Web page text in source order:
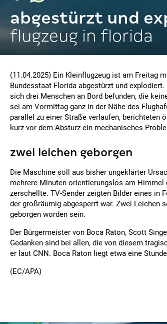
abgestürzt und
flugzeug in florida
(11.04.2025) Ein Kleinflugzeug ist am Freitag
Bundesstaat Florida abgestürzt und
sich drei Menschen an Bord befunden, die
sei am Vormittag ganz in der Nähe des
parallel zu einer Straße verlaufen, berichteten
kurz vor dem Absturz ein mechanisches
zwei leichen geborgen
Die Maschine soll aus bisher ungeklärter
mehrere Minuten orientierungslos am Himmel
zerschellte. TV-Sender zeigten Bilder eines in
der großräumig abgesperrt war. Zwei Leichen
geborgen worden sein.
Der Bürgermeister von Boca Raton, Scott
Gedanken sind bei allen, die von diesem
er laut CNN. Boca Raton liegt etwa eine
(EC/APA)